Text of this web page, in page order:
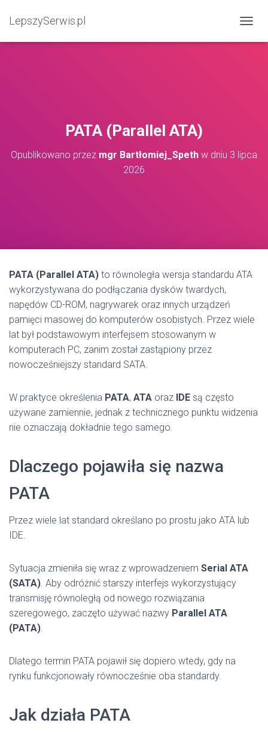
LepszySerwis.pl
PATA (Parallel ATA)
Opublikowano przez mgr Bartłomiej_Speth w dniu 3 lipca
2026
PATA (Parallel ATA) to równoległa wersja standardu ATA
wykorzystywana do podłączania dysków twardych,
napędów CD-ROM, nagrywarek oraz innych urządzeń
pamięci masowej do komputerów osobistych. Przez wiele
lat był podstawowym interfejsem stosowanym w
komputerach PC, zanim został zastąpiony przez
nowocześniejszy standard SATA.
W praktyce określenia PATA, ATA oraz IDE są często
używane zamiennie, jednak z technicznego punktu widzenia
nie oznaczają dokładnie tego samego.
Dlaczego pojawiła się nazwa
PATA
Przez wiele lat standard określano po prostu jako ATA lub
IDE.
Sytuacja zmieniła się wraz z wprowadzeniem Serial ATA
(SATA). Aby odróżnić starszy interfejs wykorzystujący
transmisję równoległą od nowego rozwiązania
szeregowego, zaczęto używać nazwy Parallel ATA
(PATA).
Dlatego termin PATA pojawił się dopiero wtedy, gdy na
rynku funkcjonowały równocześnie oba standardy.
Jak działa PATA